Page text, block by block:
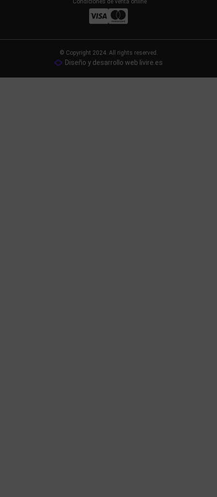
Condiciones de venta online
© Copyright 2024. All rights reserved.
Diseño y desarrollo web livire.es